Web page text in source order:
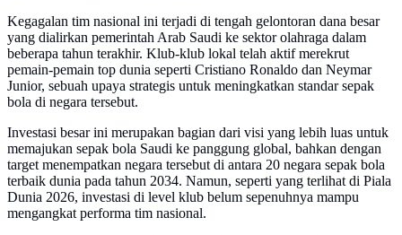
Kegagalan tim nasional ini terjadi di tengah gelontoran dana besar
yang dialirkan pemerintah Arab Saudi ke sektor olahraga dalam
beberapa tahun terakhir. Klub-klub lokal telah aktif merekrut
pemain-pemain top dunia seperti Cristiano Ronaldo dan Neymar
Junior, sebuah upaya strategis untuk meningkatkan standar sepak
bola di negara tersebut.
Investasi besar ini merupakan bagian dari visi yang lebih luas untuk
memajukan sepak bola Saudi ke panggung global, bahkan dengan
target menempatkan negara tersebut di antara 20 negara sepak bola
terbaik dunia pada tahun 2034. Namun, seperti yang terlihat di Piala
Dunia 2026, investasi di level klub belum sepenuhnya mampu
mengangkat performa tim nasional.